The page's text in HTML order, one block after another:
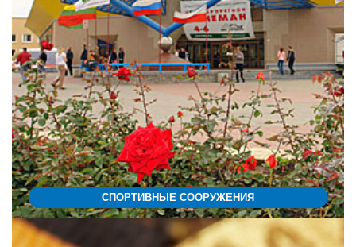
СПОРТИВНЫЕ СООРУЖЕНИЯ